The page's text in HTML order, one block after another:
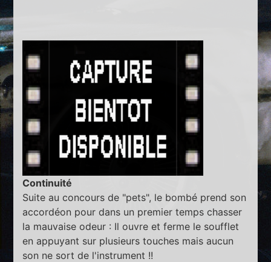
Continuité
Suite au concours de "pets", le bombé prend son
accordéon pour dans un premier temps chasser
la mauvaise odeur : Il ouvre et ferme le soufflet
en appuyant sur plusieurs touches mais aucun
son ne sort de l'instrument !!